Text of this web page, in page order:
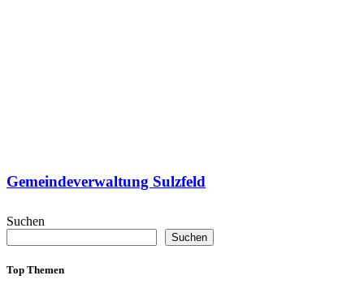
Gemeindeverwaltung Sulzfeld
Suchen
Suchen
Top Themen